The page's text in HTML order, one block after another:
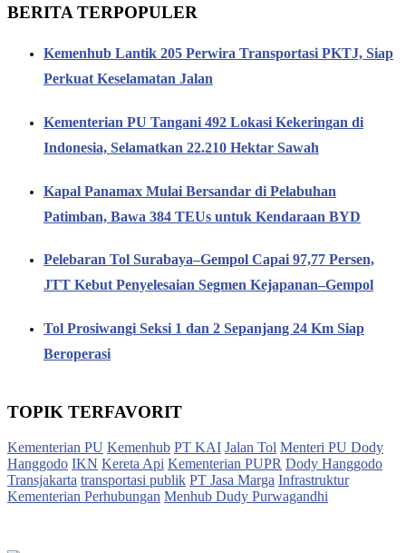
BERITA TERPOPULER
Kemenhub Lantik 205 Perwira Transportasi PKTJ, Siap
Perkuat Keselamatan Jalan
Kementerian PU Tangani 492 Lokasi Kekeringan di
Indonesia, Selamatkan 22.210 Hektar Sawah
Kapal Panamax Mulai Bersandar di Pelabuhan
Patimban, Bawa 384 TEUs untuk Kendaraan BYD
Pelebaran Tol Surabaya–Gempol Capai 97,77 Persen,
JTT Kebut Penyelesaian Segmen Kejapanan–Gempol
Tol Prosiwangi Seksi 1 dan 2 Sepanjang 24 Km Siap
Beroperasi
TOPIK TERFAVORIT
Kementerian PU Kemenhub PT KAI Jalan Tol Menteri PU Dody
Hanggodo IKN Kereta Api Kementerian PUPR Dody Hanggodo
Transjakarta transportasi publik PT Jasa Marga Infrastruktur
Kementerian Perhubungan Menhub Dudy Purwagandhi